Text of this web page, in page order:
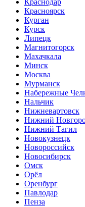
Краснодар
Красноярск
Курган
Курск
Липецк
Магнитогорск
Махачкала
Минск
Москва
Мурманск
Набережные
Нальчик
Нижневартовск
Нижний
Нижний Тагил
Новокузнецк
Новороссийск
Новосибирск
Омск
Орёл
Оренбург
Павлодар
Пенза